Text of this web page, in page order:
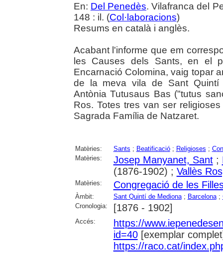
En: Del Penedès. Vilafranca del
148 : il. (Col·laboracions)
Resums en català i anglès.
Acabant l'informe que em
les Causes dels Sants, en el
Encarnació Colomina, vaig topar
de la meva vila de Sant Quintí
Antònia Tutusaus Bas ("tutus
Ros. Totes tres van ser
Sagrada Família de Natzaret.
Matèries: Sants ; Beatificació; Religioses ;
Matèries:
Josep Manyanet, Sant;
(1876-1902) ; Vallès
Matèries: Congregació de les
Àmbit: Sant Quintí de Mediona; Barcelona;
Cronologia:
[1876 - 1902]
Accés:
https://
id=40[exemplar
https://raco.cat/